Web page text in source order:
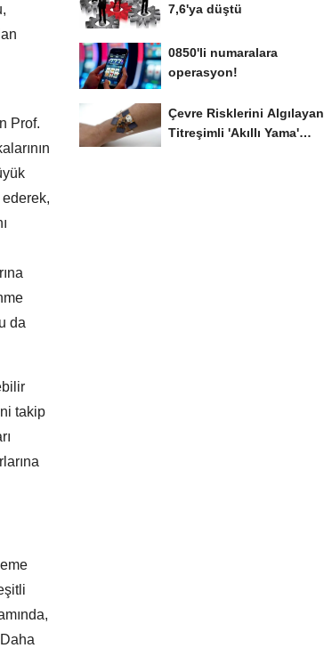
Prof.
da
takip
7,6'ya düştü
0850'li numaralara
operasyon!
Çevre Risklerini Algılayan
Titreşimli 'Akıllı Yama'